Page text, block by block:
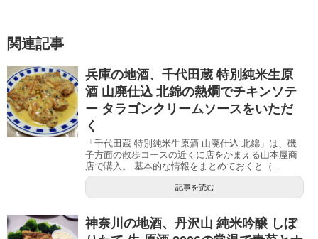
関連記事
兵庫の地酒、千代田蔵 特別純米生原
酒 山廃仕込 北錦の熱燗でチキンソテ
ー タラゴンクリームソースをいただ
く
「千代田蔵 特別純米生原酒 山廃仕込 北錦」は、磯
子方面の散歩コースの近くに店をかまえる山本屋商
店で購入。 基本的な情報をまとめておくと（...
記事を読む
神奈川の地酒、丹沢山 純米吟醸 しぼ